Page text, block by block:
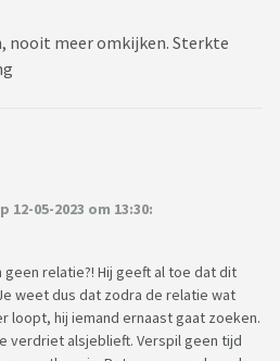
nooit meer omkijken. Sterkte
05-2023 om 13:30:
geen relatie?! Hij geeft al toe dat dit
weet dus dat zodra de relatie wat
loopt, hij iemand ernaast gaat zoeken.
verdriet alsjeblieft. Verspil geen tijd